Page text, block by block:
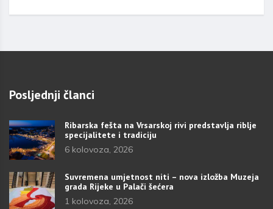
Posljednji članci
Ribarska fešta na Vrsarskoj rivi predstavlja riblje
specijalitete i tradiciju
6 kolovoza, 2026
Suvremena umjetnost niti – nova izložba Muzeja
grada Rijeke u Palači šećera
1 kolovoza, 2026